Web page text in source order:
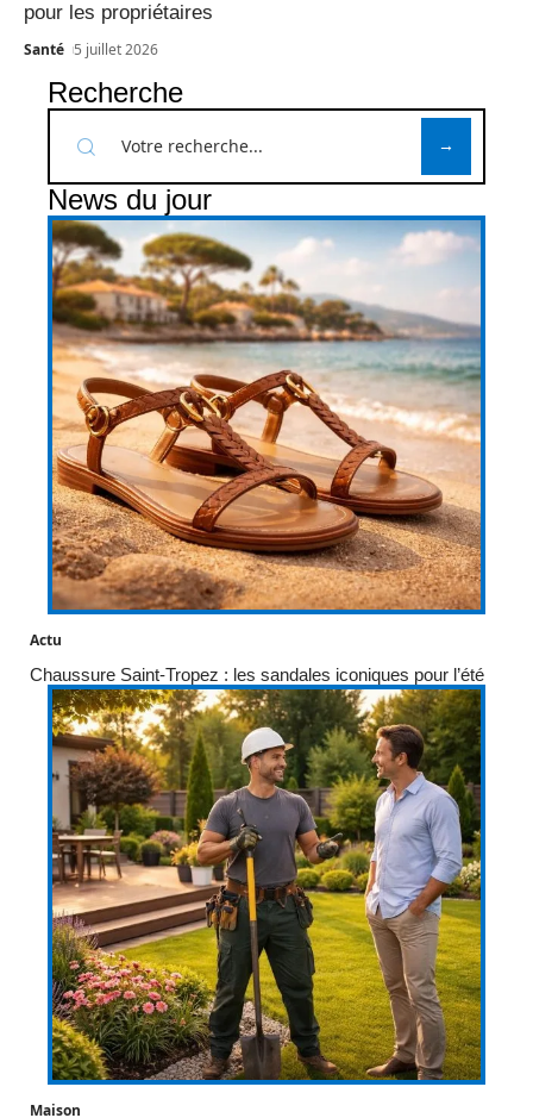
pour les propriétaires
Santé 5 juillet 2026
Recherche
News du jour
Actu
Chaussure Saint-Tropez : les sandales iconiques pour l’été
Maison